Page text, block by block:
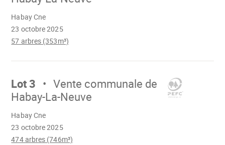
23 octobre 2025
Habay Cne
57 arbres (353m³)
Aller
Lot 3
Vente communale de
Habay-La-Neuve
23 octobre 2025
Habay Cne
474 arbres (746m³)